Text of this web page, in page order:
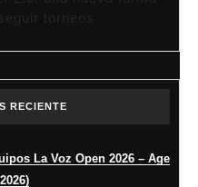
torneos
RECIENTE
La Voz Open 2026 – Age